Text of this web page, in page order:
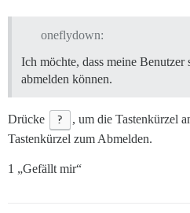
oneflydown:
Ich möchte, dass meine
abmelden können.
Drücke ?
, um die Tastenkürzel
Tastenkürzel zum Abmelden.
1 „Gefällt mir“